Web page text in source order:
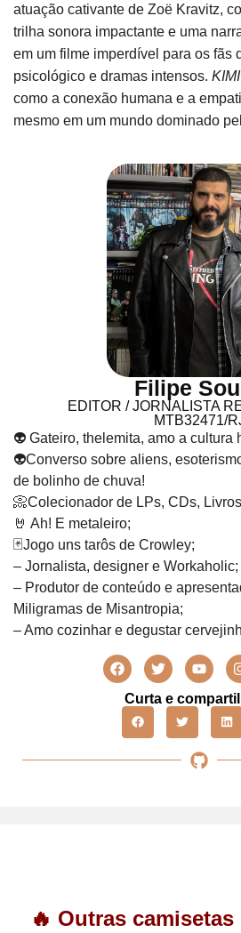
atuação cativante de Zoë Kravitz,
trilha sonora impactante e uma
em um filme imperdível para os fãs
psicológico e dramas intensos. KIMI
como a conexão humana e a
mesmo em um mundo dominado
Filipe
EDITOR / JORNALISTA
MTB32471/
👽 Gateiro, thelemita, amo a cultura
👽Converso sobre aliens,
de bolinho de chuva!
📀Colecionador de LPs, CDs,
🤘 Ah! E metaleiro;
🃏Jogo uns tarôs de Crowley;
– Jornalista, designer e Workaholic;
– Produtor de conteúdo e
Miligramas de Misantropia;
– Amo cozinhar e degustar
Curta e
🔥 Outras